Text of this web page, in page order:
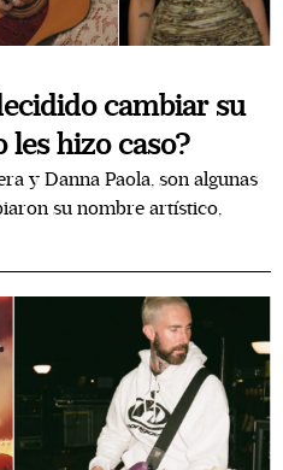
cambiar su
les hizo caso?
y Danna Paola, son algunas
su nombre artístico,